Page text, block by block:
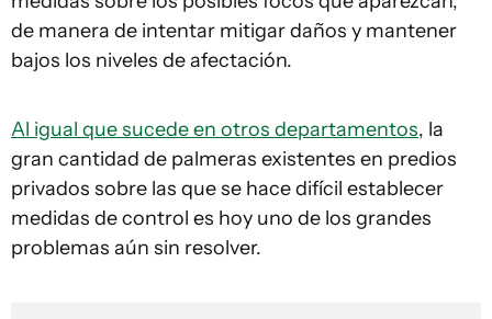
de manera de intentar mitigar daños y mantener
bajos los niveles de afectación.
Al igual que sucede en otros departamentos, la
gran cantidad de palmeras existentes en predios
privados sobre las que se hace difícil establecer
medidas de control es hoy uno de los grandes
problemas aún sin resolver.